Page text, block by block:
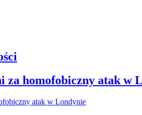
za homofobiczny atak w